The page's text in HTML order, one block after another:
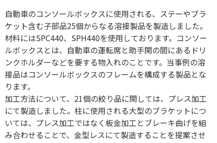
自動車のコンソールボックスに使用される、ステーやブラ
ケット含む子部品25個からなる溶接製品を製造しました。
材料にはSPC440、SPH440を使用しております。コンソー
ルボックスとは、自動車の運転席と助手関の間にあるドリ
ンクホルダーなどを要する物入れのことです。当事例の溶
接品はコンソールボックスのフレームを構成する製品とな
ります。
加工方法について、21個の絞り品に関しては、プレス加工
にて製造しました。柱に使用される大型のブラケットにつ
いては、プレス加工ではなく板金加工とブレーキ曲げを組
み合わせることで、金型レスにて製造することを提案させ